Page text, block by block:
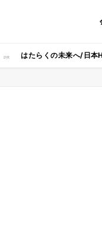
はたらくの未来へ/日本